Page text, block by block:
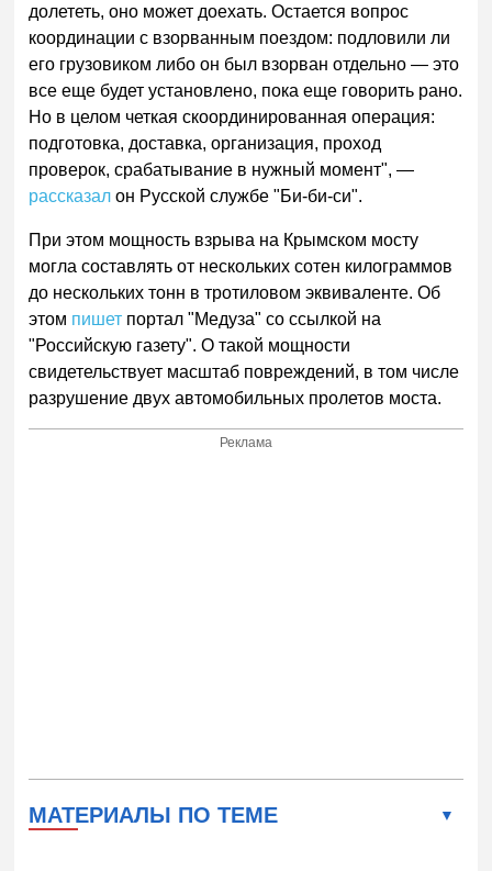
долететь, оно может доехать. Остается вопрос
координации с взорванным поездом: подловили ли
его грузовиком либо он был взорван отдельно — это
все еще будет установлено, пока еще говорить рано.
Но в целом четкая скоординированная операция:
подготовка, доставка, организация, проход
проверок, срабатывание в нужный момент", —
рассказал он Русской службе "Би-би-си".
При этом мощность взрыва на Крымском мосту
могла составлять от нескольких сотен килограммов
до нескольких тонн в тротиловом эквиваленте. Об
этом пишет портал "Медуза" со ссылкой на
"Российскую газету". О такой мощности
свидетельствует масштаб повреждений, в том числе
разрушение двух автомобильных пролетов моста.
Реклама
МАТЕРИАЛЫ ПО ТЕМЕ